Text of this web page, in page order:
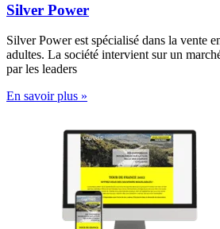
Silver Power
Silver Power est spécialisé dans la vente
adultes. La société intervient sur un
par les leaders
En savoir plus »